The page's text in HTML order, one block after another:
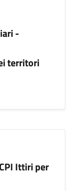
-
territori
Ittiri per